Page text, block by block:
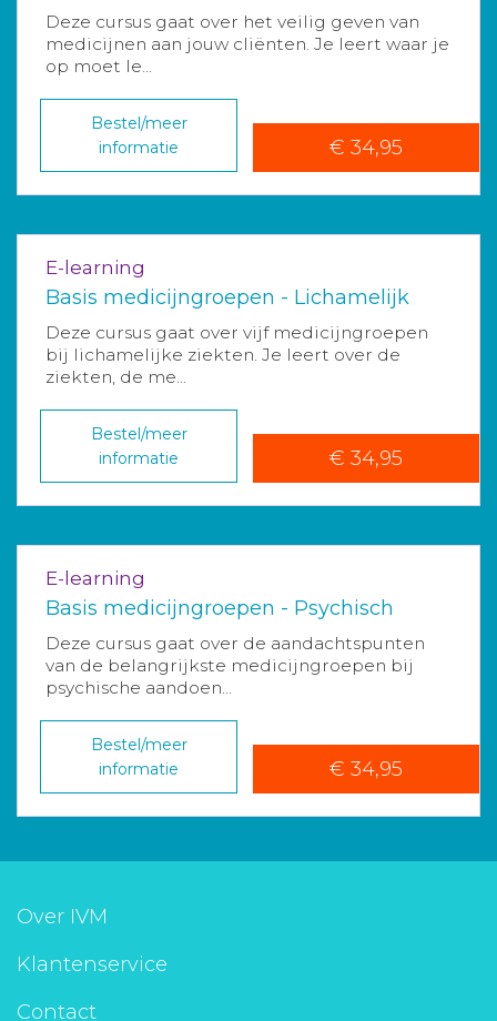
Deze cursus gaat over het veilig geven van
medicijnen aan jouw cliënten. Je leert waar je
op moet le...
Bestel/meer
informatie
€ 34,95
E-learning
Basis medicijngroepen - Lichamelijk
Deze cursus gaat over vijf medicijngroepen
bij lichamelijke ziekten. Je leert over de
ziekten, de me...
Bestel/meer
informatie
€ 34,95
E-learning
Basis medicijngroepen - Psychisch
Deze cursus gaat over de aandachtspunten
van de belangrijkste medicijngroepen bij
psychische aandoen...
Bestel/meer
informatie
€ 34,95
Over IVM
Klantenservice
Contact